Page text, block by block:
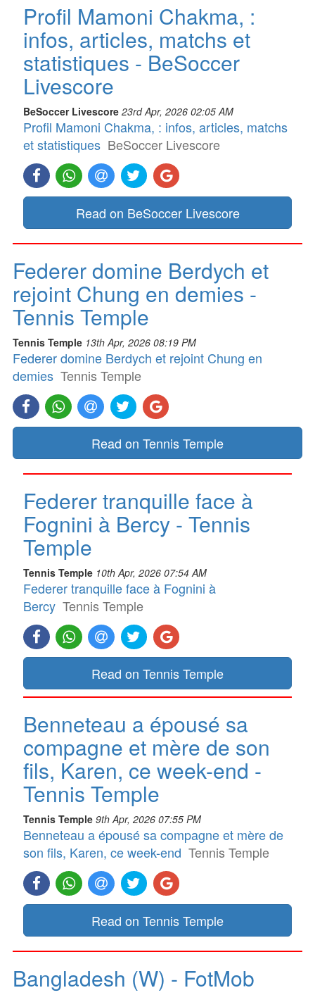
Profil Mamoni Chakma, :
infos, articles, matchs et
statistiques - BeSoccer
Livescore
BeSoccer Livescore 23rd Apr, 2026 02:05 AM
Profil Mamoni Chakma, : infos, articles, matchs
et statistiques BeSoccer Livescore
Read on BeSoccer Livescore
Federer domine Berdych et
rejoint Chung en demies -
Tennis Temple
Tennis Temple 13th Apr, 2026 08:19 PM
Federer domine Berdych et rejoint Chung en
demies Tennis Temple
Read on Tennis Temple
Federer tranquille face à
Fognini à Bercy - Tennis
Temple
Tennis Temple 10th Apr, 2026 07:54 AM
Federer tranquille face à Fognini à
Bercy Tennis Temple
Read on Tennis Temple
Benneteau a épousé sa
compagne et mère de son
fils, Karen, ce week-end -
Tennis Temple
Tennis Temple 9th Apr, 2026 07:55 PM
Benneteau a épousé sa compagne et mère de
son fils, Karen, ce week-end Tennis Temple
Read on Tennis Temple
Bangladesh (W) - FotMob